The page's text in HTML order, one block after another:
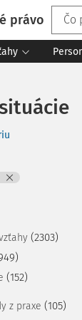
právo
(2303)
(152)
z praxe (105)